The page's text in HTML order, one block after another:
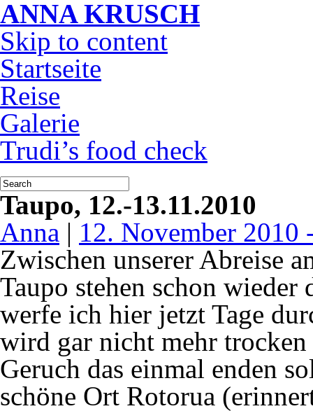
ANNA KRUSCH
Skip to content
Startseite
Reise
Galerie
Trudi’s food check
Taupo, 12.-13.11.2010
Anna | 12. November 2010
Zwischen unserer Abreise
Taupo stehen schon
werfe ich hier jetzt Tage
wird gar nicht mehr
Geruch das einmal enden
schöne Ort Rotorua